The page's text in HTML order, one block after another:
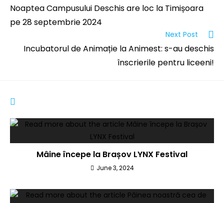
Noaptea Campusului Deschis are loc la Timișoara
pe 28 septembrie 2024
Next Post
Incubatorul de Animație la Animest: s-au deschis
înscrierile pentru liceeni!
Mâine începe la Brașov LYNX Festival
June 3, 2024